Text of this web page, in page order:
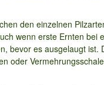
den einzelnen
wenn erste Ernten
bevor es ausgelaugt
oder